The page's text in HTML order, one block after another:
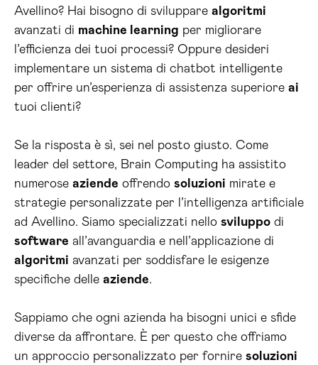
Avellino? Hai bisogno di sviluppare algoritmi
avanzati di machine learning per migliorare
l’efficienza dei tuoi processi? Oppure desideri
implementare un sistema di chatbot intelligente
per offrire un’esperienza di assistenza superiore ai
tuoi clienti?
Se la risposta è sì, sei nel posto giusto. Come
leader del settore, Brain Computing ha assistito
numerose aziende offrendo soluzioni mirate e
strategie personalizzate per l’intelligenza artificiale
ad Avellino. Siamo specializzati nello sviluppo di
software all’avanguardia e nell’applicazione di
algoritmi avanzati per soddisfare le esigenze
specifiche delle aziende.
Sappiamo che ogni azienda ha bisogni unici e sfide
diverse da affrontare. È per questo che offriamo
un approccio personalizzato per fornire soluzioni